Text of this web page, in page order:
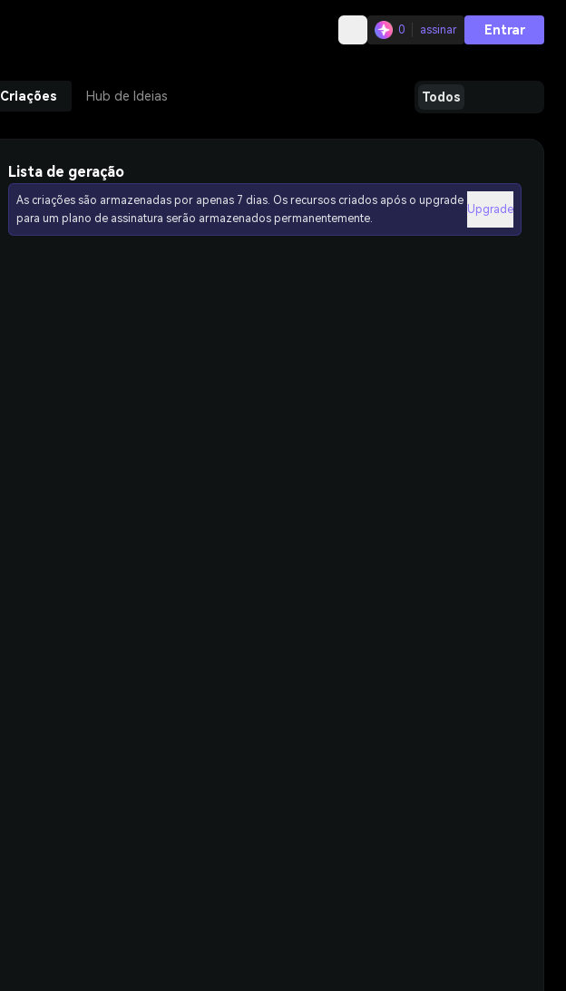
0 assinar Entrar
Criações Hub de Ideias Todos
Lista de geração
As criações são armazenadas por apenas 7 dias. Os recursos criados após o upgrade
para um plano de assinatura serão armazenados permanentemente.
Upgrade